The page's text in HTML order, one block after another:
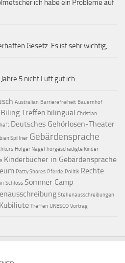
ich habe ein Probleme auf
Gesetz. Es ist sehr wichtig,...
5 nicht Luft gut ich...
Australian Barrierefreiheit Bauernhof
Biling Treffen bilingual Christian
Deutsches Gehörlosen-Theater
Spillner Gebärdensprache
Holger Nagel
hörgeschädigte Kinder
Kinderbücher in Gebärdensprache
Patty Shores Pferde Politik Rechte
Schloss Sommer Camp
Stellenausschreibungen
Treffen UNESCO Vortrag